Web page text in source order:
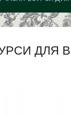
ДЛЯ